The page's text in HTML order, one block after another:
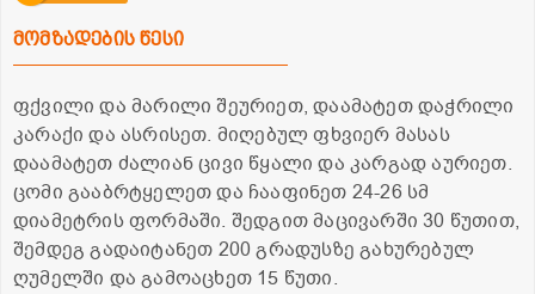
მომზადების წესი
ფქვილი და მარილი შეურიეთ, დაამატეთ დაჭრილი
კარაქი და ასრისეთ. მიღებულ ფხვიერ მასას
დაამატეთ ძალიან ცივი წყალი და კარგად აურიეთ.
ცომი გააბრტყელეთ და ჩააფინეთ 24-26 სმ
დიამეტრის ფორმაში. შედგით მაცივარში 30 წუთით,
შემდეგ გადაიტანეთ 200 გრადუსზე გახურებულ
ღუმელში და გამოაცხეთ 15 წუთი.